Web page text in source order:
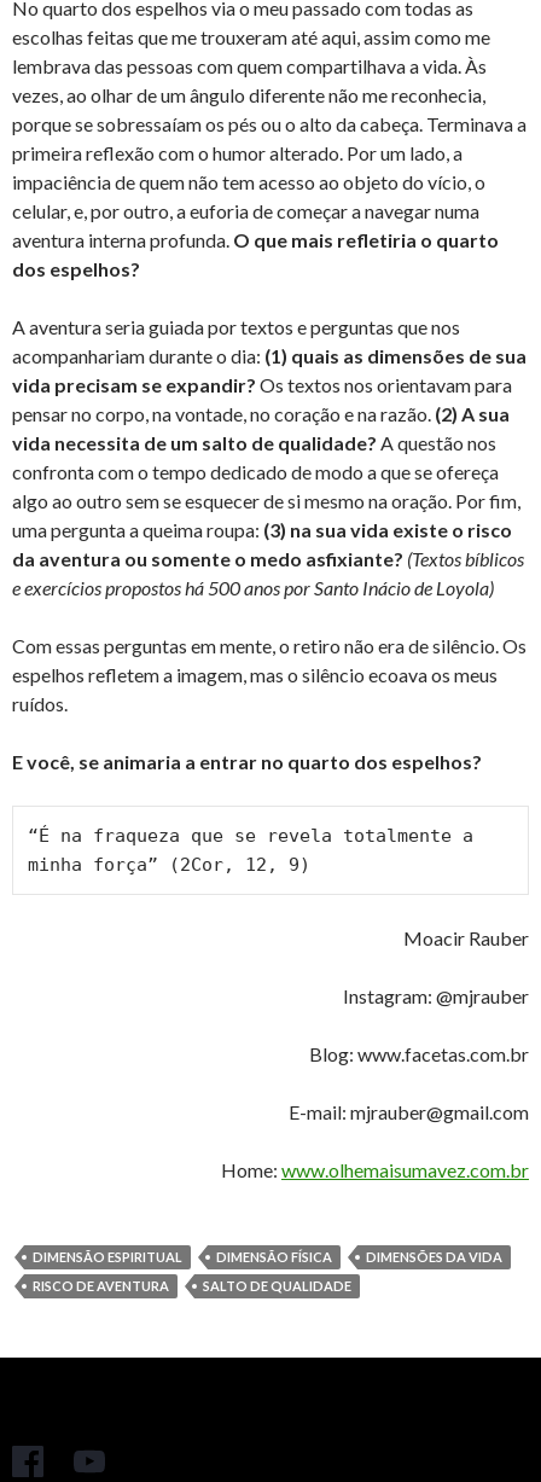
No quarto dos espelhos via o meu passado com todas as
escolhas feitas que me trouxeram até aqui, assim como me
lembrava das pessoas com quem compartilhava a vida. Às
vezes, ao olhar de um ângulo diferente não me reconhecia,
porque se sobressaíam os pés ou o alto da cabeça. Terminava a
primeira reflexão com o humor alterado. Por um lado, a
impaciência de quem não tem acesso ao objeto do vício, o
celular, e, por outro, a euforia de começar a navegar numa
aventura interna profunda. O que mais refletiria o quarto
dos espelhos?
A aventura seria guiada por textos e perguntas que nos
acompanhariam durante o dia: (1) quais as dimensões de sua
vida precisam se expandir? Os textos nos orientavam para
pensar no corpo, na vontade, no coração e na razão. (2) A sua
vida necessita de um salto de qualidade? A questão nos
confronta com o tempo dedicado de modo a que se ofereça
algo ao outro sem se esquecer de si mesmo na oração. Por fim,
uma pergunta a queima roupa: (3) na sua vida existe o risco
da aventura ou somente o medo asfixiante? (Textos bíblicos
e exercícios propostos há 500 anos por Santo Inácio de Loyola)
Com essas perguntas em mente, o retiro não era de silêncio. Os
espelhos refletem a imagem, mas o silêncio ecoava os meus
ruídos.
E você, se animaria a entrar no quarto dos espelhos?
“É na fraqueza que se revela totalmente a
minha força” (2Cor, 12, 9)
Moacir Rauber
Instagram: @mjrauber
Blog: www.facetas.com.br
E-mail: mjrauber@gmail.com
Home: www.olhemaisumavez.com.br
DIMENSÃO ESPIRITUAL DIMENSÃO FÍSICA
DIMENSÕES DA VIDA
RISCO DE AVENTURA
SALTO DE QUALIDADE